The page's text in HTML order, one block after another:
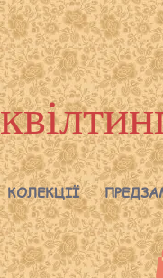
КОЛЕКЦІЇ